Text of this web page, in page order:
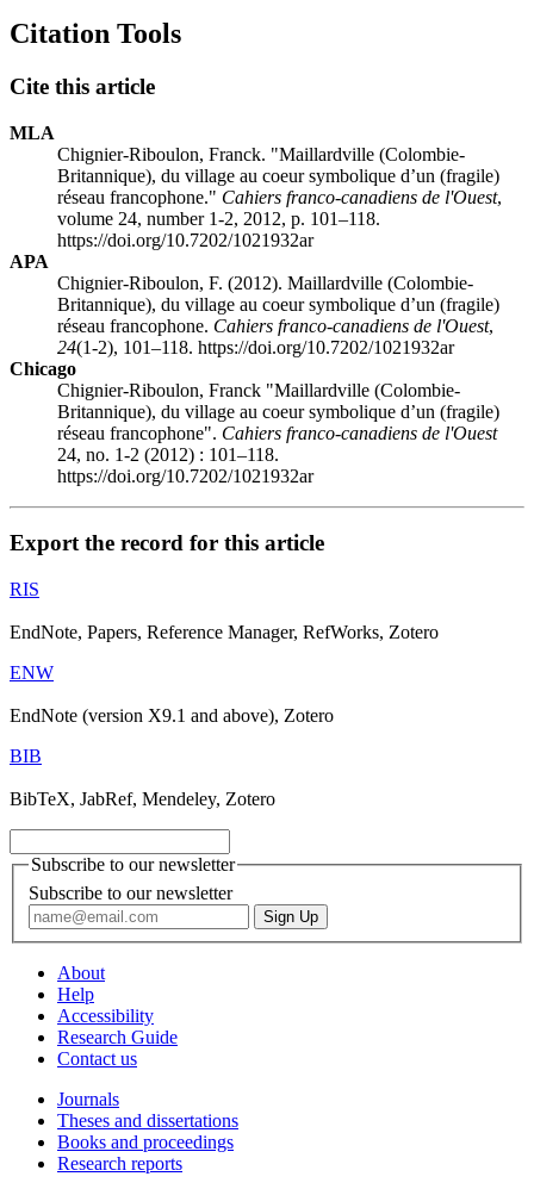
Citation Tools
Cite this article
MLA
Chignier-Riboulon, Franck. "Maillardville (Colombie-
Britannique), du village au coeur symbolique d’un (fragile)
réseau francophone." Cahiers franco-canadiens de l'Ouest,
volume 24, number 1-2, 2012, p. 101–118.
https://doi.org/10.7202/1021932ar
APA
Chignier-Riboulon, F. (2012). Maillardville (Colombie-
Britannique), du village au coeur symbolique d’un (fragile)
réseau francophone. Cahiers franco-canadiens de l'Ouest,
24(1-2), 101–118. https://doi.org/10.7202/1021932ar
Chicago
Chignier-Riboulon, Franck "Maillardville (Colombie-
Britannique), du village au coeur symbolique d’un (fragile)
réseau francophone". Cahiers franco-canadiens de l'Ouest
24, no. 1-2 (2012) : 101–118.
https://doi.org/10.7202/1021932ar
Export the record for this article
RIS
EndNote, Papers, Reference Manager, RefWorks, Zotero
ENW
EndNote (version X9.1 and above), Zotero
BIB
BibTeX, JabRef, Mendeley, Zotero
Subscribe to our newsletter
Subscribe to our newsletter
About
Help
Accessibility
Research Guide
Contact us
Journals
Theses and dissertations
Books and proceedings
Research reports